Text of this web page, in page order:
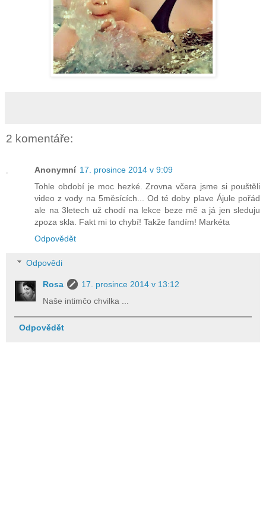
2 komentáře:
Anonymní 17. prosince 2014 v 9:09
Tohle období je moc hezké. Zrovna včera jsme si pouštěli
video z vody na 5měsících... Od té doby plave Ájule pořád
ale na 3letech už chodí na lekce beze mě a já jen sleduju
zpoza skla. Fakt mi to chybí! Takže fandím! Markéta
Odpovědět
Odpovědi
Rosa
17. prosince 2014 v 13:12
Naše intimčo chvilka ...
Odpovědět